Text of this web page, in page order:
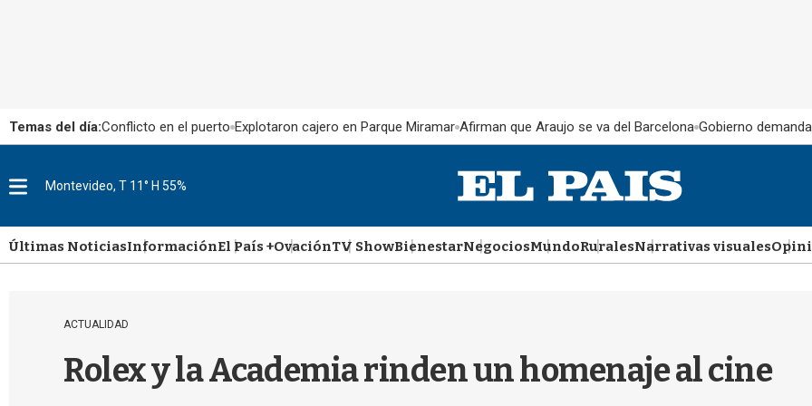
Temas del día:Conflicto en el puerto Explotaron cajero en Parque Miramar Afirman que Araujo se va del Barcelona Gobierno
u
Montevideo, T 11° H 55%
Últimas NoticiasInformaciónEl País +OvaciónTV ShowBienestarNegociosMundoRuralesNarrativas visuales
ACTUALIDAD
Rolex y la Academia rinden un homenaje al cine